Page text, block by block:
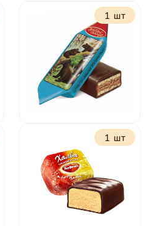
Алёнка
1 шт
Мишка косолапый
1 шт